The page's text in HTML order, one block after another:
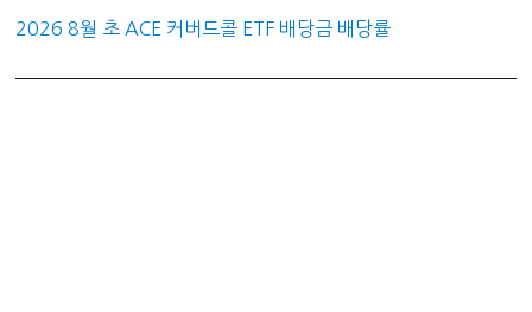
2026 8월 초 ACE 커버드콜 ETF 배당금 배당률